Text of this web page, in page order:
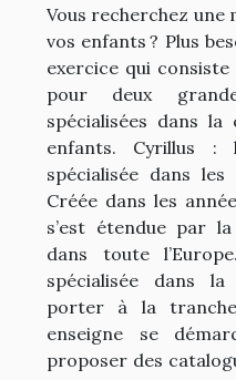
Vous recherchez une
vos enfants ? Plus
exercice qui
pour deux
spécialisées dans
enfants. Cyrillus :
spécialisée dans
Créée dans les
s’est étendue par
dans toute
spécialisée dans
porter à la
enseigne se
proposer des